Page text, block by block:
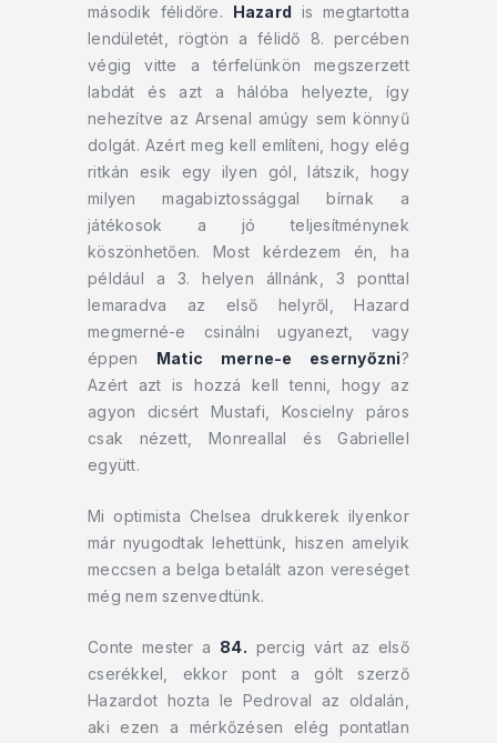
második félidőre. Hazard is megtartotta
lendületét, rögtön a félidő 8. percében
végig vitte a térfelünkön megszerzett
labdát és azt a hálóba helyezte, így
nehezítve az Arsenal amúgy sem könnyű
dolgát. Azért meg kell említeni, hogy elég
ritkán esik egy ilyen gól, látszik, hogy
milyen magabiztossággal bírnak a
játékosok a jó teljesítménynek
köszönhetően. Most kérdezem én, ha
például a 3. helyen állnánk, 3 ponttal
lemaradva az első helyről, Hazard
megmerné-e csinálni ugyanezt, vagy
éppen Matic merne-e esernyőzni?
Azért azt is hozzá kell tenni, hogy az
agyon dicsért Mustafi, Koscielny páros
csak nézett, Monreallal és Gabriellel
együtt.
Mi optimista Chelsea drukkerek ilyenkor
már nyugodtak lehettünk, hiszen amelyik
meccsen a belga betalált azon vereséget
még nem szenvedtünk.
Conte mester a 84. percig várt az első
cserékkel, ekkor pont a gólt szerző
Hazardot hozta le Pedroval az oldalán,
aki ezen a mérkőzésen elég pontatlan